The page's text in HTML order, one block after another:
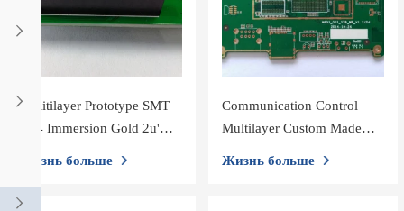
Mulitilayer Prototype SMT
FR4 Immersion Gold 2u'
Жизнь больше
Communication Control
Multilayer Custom Made
Жизнь больше